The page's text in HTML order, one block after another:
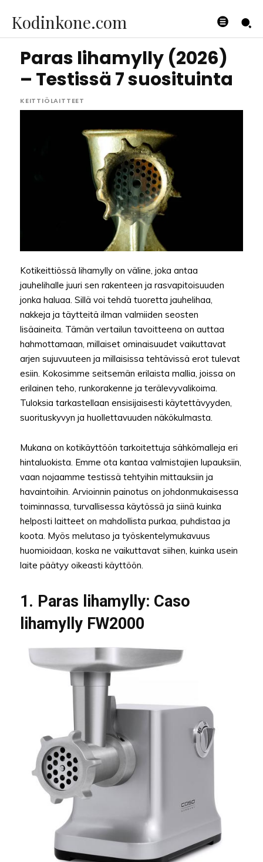
Kodinkone.com
Paras lihamylly (2026)
– Testissä 7 suosituinta
KEITTIÖLAITTEET
Kotikeittiössä lihamylly on väline, joka antaa
jauhelihalle juuri sen rakenteen ja rasvapitoisuuden
jonka haluaa. Sillä voi tehdä tuoretta jauhelihaa,
nakkeja ja täytteitä ilman valmiiden seosten
lisäaineita. Tämän vertailun tavoitteena on auttaa
hahmottamaan, millaiset ominaisuudet vaikuttavat
arjen sujuvuuteen ja millaisissa tehtävissä erot tulevat
esiin. Kokosimme seitsemän erilaista mallia, joissa on
erilainen teho, runkorakenne ja terälevyvalikoima.
Tuloksia tarkastellaan ensisijaisesti käytettävyyden,
suorituskyvyn ja huollettavuuden näkökulmasta.
Mukana on kotikäyttöön tarkoitettuja sähkömalleja eri
hintaluokista. Emme ota kantaa valmistajien lupauksiin,
vaan nojaamme testissä tehtyihin mittauksiin ja
havaintoihin. Arvioinnin painotus on johdonmukaisessa
toiminnassa, turvallisessa käytössä ja siinä kuinka
helposti laitteet on mahdollista purkaa, puhdistaa ja
koota. Myös melutaso ja työskentelymukavuus
huomioidaan, koska ne vaikuttavat siihen, kuinka usein
laite päätyy oikeasti käyttöön.
1. Paras lihamylly: Caso
lihamylly FW2000